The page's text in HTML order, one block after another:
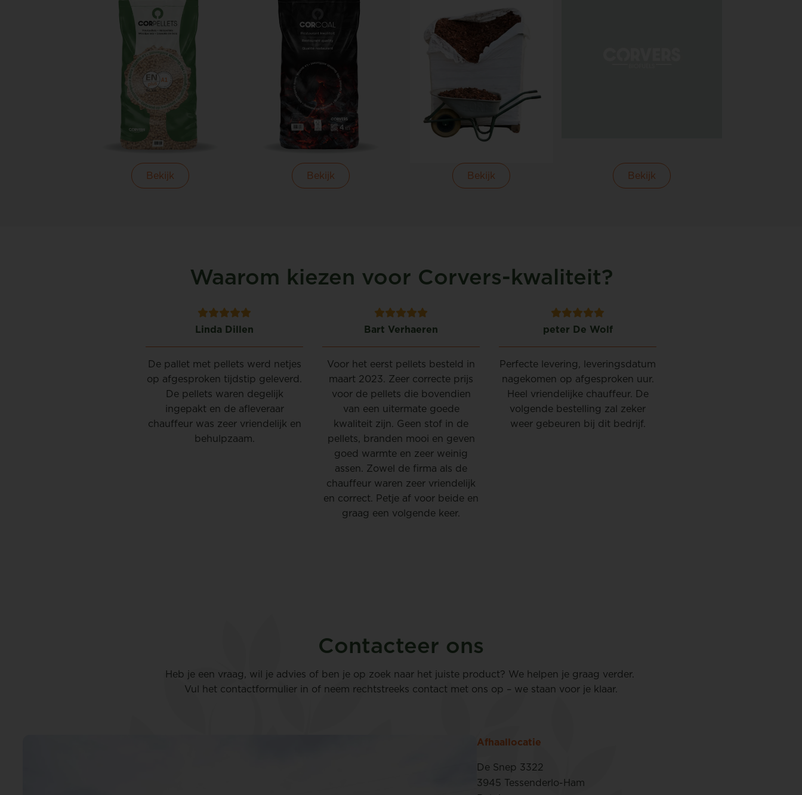
Bekijk Bekijk Bekijk Bekijk
Waarom kiezen voor Corvers-kwaliteit?
Linda Dillen
De pallet met pellets werd netjes
op afgesproken tijdstip geleverd.
De pellets waren degelijk
ingepakt en de afleveraar
chauffeur was zeer vriendelijk en
behulpzaam.
Bart Verhaeren
Voor het eerst pellets besteld in
maart 2023. Zeer correcte prijs
voor de pellets die bovendien
van een uitermate goede
kwaliteit zijn. Geen stof in de
pellets, branden mooi en geven
goed warmte en zeer weinig
assen. Zowel de firma als de
chauffeur waren zeer vriendelijk
en correct. Petje af voor beide en
graag een volgende keer.
peter De Wolf
Perfecte levering, leveringsdatum
nagekomen op afgesproken uur.
Heel vriendelijke chauffeur. De
volgende bestelling zal zeker
weer gebeuren bij dit bedrijf.
Contacteer ons
Heb je een vraag, wil je advies of ben je op zoek naar het juiste product? We helpen je graag verder.
Vul het contactformulier in of neem rechtstreeks contact met ons op – we staan voor je klaar.
Afhaallocatie
De Snep 3322
3945 Tessenderlo-Ham